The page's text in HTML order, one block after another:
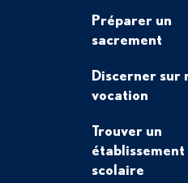
Préparer un
sacrement
Discerner sur
vocation
Trouver un
établissement
scolaire